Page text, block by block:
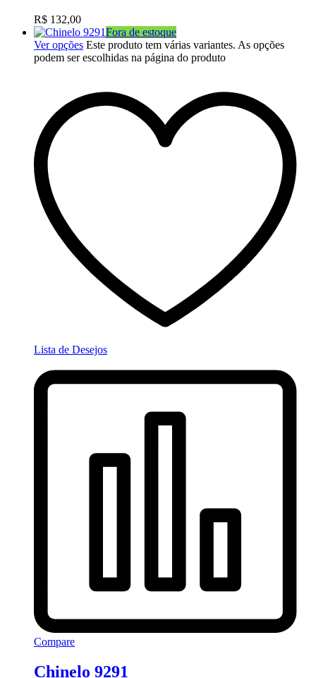
R$ 132,00
Fora de estoque
Ver opções Este produto tem várias variantes. As opções
podem ser escolhidas na página do produto
Lista de Desejos
Compare
Chinelo 9291